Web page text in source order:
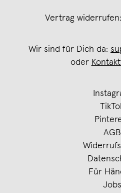
Vertrag widerrufen:
Wir sind für Dich da:
oder
AGB
Für
Jobs